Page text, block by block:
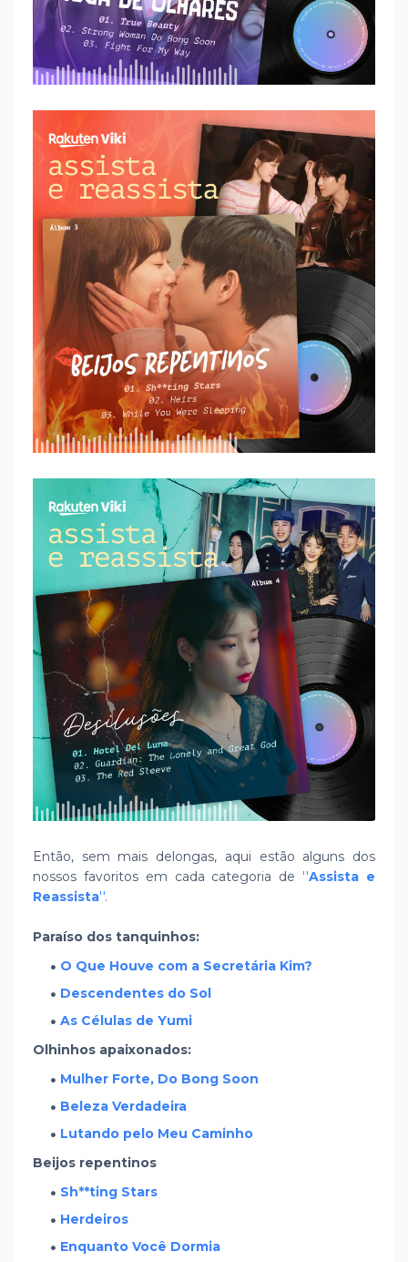
Então, sem mais delongas, aqui estão alguns dos
nossos favoritos em cada categoria de ''Assista e
Reassista''.
Paraíso dos tanquinhos:
O Que Houve com a Secretária Kim?
Descendentes do Sol
As Células de Yumi
Olhinhos apaixonados:
Mulher Forte, Do Bong Soon
Beleza Verdadeira
Lutando pelo Meu Caminho
Beijos repentinos
Sh**ting Stars
Herdeiros
Enquanto Você Dormia